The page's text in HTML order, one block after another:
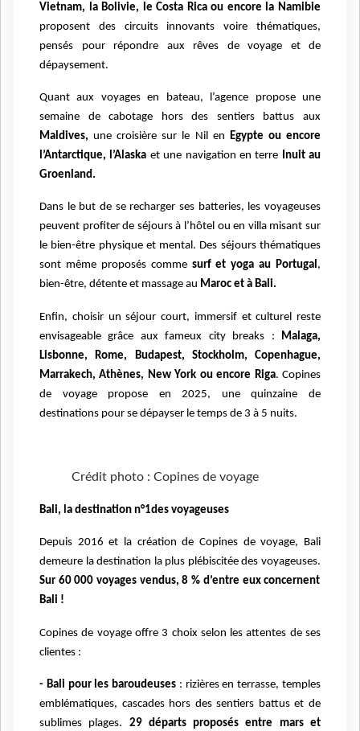
Vietnam, la Bolivie, le Costa Rica ou encore la Namibie
proposent des circuits innovants voire thématiques,
pensés pour répondre aux rêves de voyage et de
dépaysement.
Quant aux voyages en bateau, l’agence propose une
semaine de cabotage hors des sentiers battus aux
Maldives, une croisière sur le Nil en Egypte ou encore
l’Antarctique, l’Alaska et une navigation en terre Inuit au
Groenland.
Dans le but de se recharger ses batteries, les voyageuses
peuvent profiter de séjours à l’hôtel ou en villa misant sur
le bien-être physique et mental. Des séjours thématiques
sont même proposés comme surf et yoga au Portugal,
bien-être, détente et massage au Maroc et à Bali.
Enfin, choisir un séjour court, immersif et culturel reste
envisageable grâce aux fameux city breaks :
Malaga,
Lisbonne, Rome, Budapest, Stockholm, Copenhague,
Marrakech, Athènes, New York ou encore Riga. Copines
de voyage propose en 2025, une quinzaine de
destinations pour se dépayser le temps de 3 à 5 nuits.
Crédit photo : Copines de voyage
Bali, la destination n°1des voyageuses
Depuis 2016 et la création de Copines de voyage, Bali
demeure la destination la plus plébiscitée des voyageuses.
Sur 60 000 voyages vendus, 8 % d’entre eux concernent
Bali !
Copines de voyage offre 3 choix selon les attentes de ses
clientes :
- Bali pour les baroudeuses : rizières en terrasse, temples
emblématiques, cascades hors des sentiers battus et de
sublimes plages. 29 départs proposés entre mars et